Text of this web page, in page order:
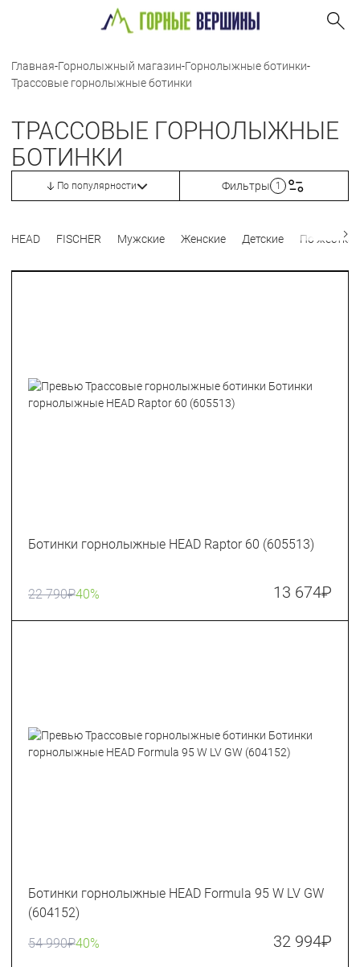
Главная-Горнолыжный магазин-Горнолыжные ботинки-
Трассовые горнолыжные ботинки
ТРАССОВЫЕ ГОРНОЛЫЖНЫЕ
БОТИНКИ
По популярности Фильтры 1
HEAD FISCHER Мужские Женские Детские По
Ботинки горнолыжные HEAD Raptor 60 (605513)
22 790₽40% 13 674₽
Ботинки горнолыжные HEAD Formula 95 W LV GW
(604152)
54 990₽40% 32 994₽